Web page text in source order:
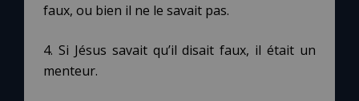
faux, ou bien il ne le savait pas.
4. Si Jésus savait qu’il disait faux, il était un
menteur.